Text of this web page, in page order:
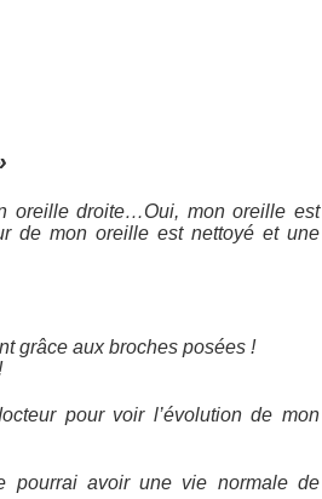
oreille droite…Oui, mon oreille est
de mon oreille est nettoyé et une
grâce aux broches posées !
pour voir l’évolution de mon
pourrai avoir une vie normale de